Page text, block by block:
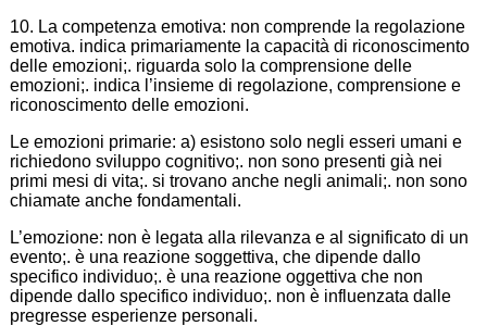
10. La competenza emotiva: non comprende la regolazione
emotiva. indica primariamente la capacità di riconoscimento
delle emozioni;. riguarda solo la comprensione delle
emozioni;. indica l’insieme di regolazione, comprensione e
riconoscimento delle emozioni.
Le emozioni primarie: a) esistono solo negli esseri umani e
richiedono sviluppo cognitivo;. non sono presenti già nei
primi mesi di vita;. si trovano anche negli animali;. non sono
chiamate anche fondamentali.
L’emozione: non è legata alla rilevanza e al significato di un
evento;. è una reazione soggettiva, che dipende dallo
specifico individuo;. è una reazione oggettiva che non
dipende dallo specifico individuo;. non è influenzata dalle
pregresse esperienze personali.